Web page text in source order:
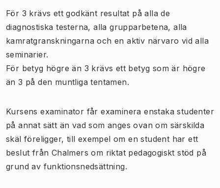
För 3 krävs ett godkänt resultat på alla de
diagnostiska testerna, alla grupparbetena, alla
kamratgranskningarna och en aktiv närvaro vid alla
seminarier.
För betyg högre än 3 krävs ett betyg som är högre
än 3 på den muntliga tentamen.
Kursens examinator får examinera enstaka studenter
på annat sätt än vad som anges ovan om särskilda
skäl föreligger, till exempel om en student har ett
beslut från Chalmers om riktat pedagogiskt stöd på
grund av funktionsnedsättning.